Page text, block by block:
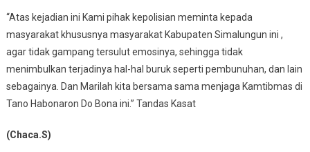
“Atas kejadian ini Kami pihak kepolisian meminta kepada
masyarakat khususnya masyarakat Kabupaten Simalungun ini ,
agar tidak gampang tersulut emosinya, sehingga tidak
menimbulkan terjadinya hal-hal buruk seperti pembunuhan, dan lain
sebagainya. Dan Marilah kita bersama sama menjaga Kamtibmas di
Tano Habonaron Do Bona ini.” Tandas Kasat
(Chaca.S)